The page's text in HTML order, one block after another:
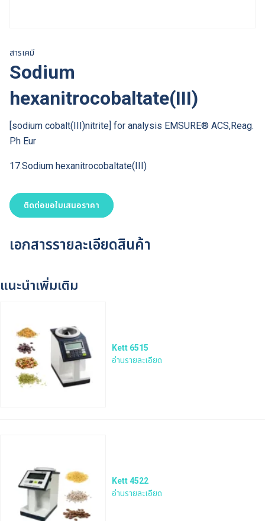
สารเคมี
Sodium
hexanitrocobaltate(III)
[sodium cobalt(III)nitrite] for analysis EMSURE® ACS,Reag.
Ph Eur
17.Sodium hexanitrocobaltate(III)
ติดต่อขอใบเสนอราคา
เอกสารรายละเอียดสินค้า
แนะนำเพิ่มเติม
Kett 6515
อ่านรายละเอียด
Kett 4522
อ่านรายละเอียด